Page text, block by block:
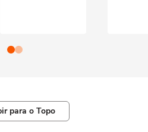
para o Topo